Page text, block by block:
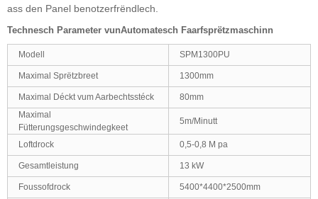
ass den Panel benotzerfrëndlech.
Technesch Parameter vunAutomatesch Faarfsprëtzmaschinn
Modell SPM1300PU
Maximal Sprëtzbreet 1300mm
Maximal Déckt vum Aarbechtsstéck
80mm
Maximal
Fütterungsgeschwindegkeet
5m/Minutt
Loftdrock 0,5-0,8 M pa
Gesamtleistung 13 kW
Foussofdrock 5400*4400*2500mm